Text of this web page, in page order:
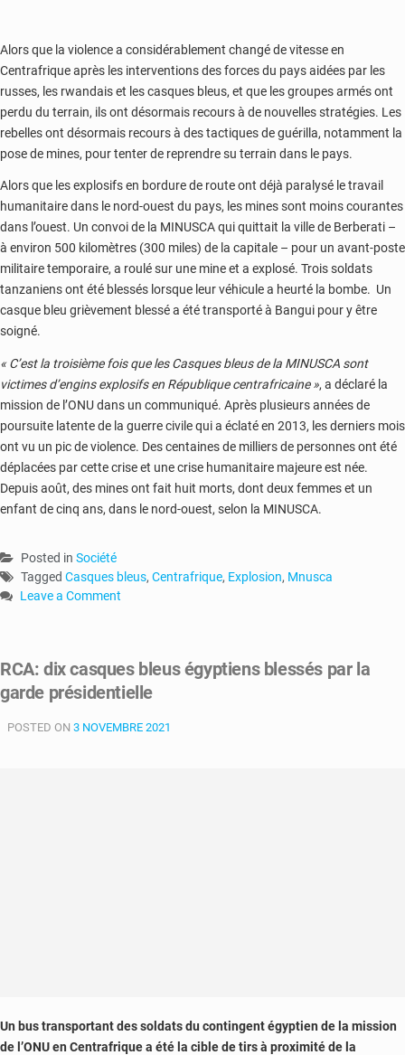
Alors que la violence a considérablement changé de vitesse en
Centrafrique après les interventions des forces du pays aidées par les
russes, les rwandais et les casques bleus, et que les groupes armés ont
perdu du terrain, ils ont désormais recours à de nouvelles stratégies. Les
rebelles ont désormais recours à des tactiques de guérilla, notamment la
pose de mines, pour tenter de reprendre su terrain dans le pays.
Alors que les explosifs en bordure de route ont déjà paralysé le travail
humanitaire dans le nord-ouest du pays, les mines sont moins courantes
dans l’ouest. Un convoi de la MINUSCA qui quittait la ville de Berberati –
à environ 500 kilomètres (300 miles) de la capitale – pour un avant-poste
militaire temporaire, a roulé sur une mine et a explosé. Trois soldats
tanzaniens ont été blessés lorsque leur véhicule a heurté la bombe. Un
casque bleu grièvement blessé a été transporté à Bangui pour y être
soigné.
« C’est la troisième fois que les Casques bleus de la MINUSCA sont
victimes d’engins explosifs en République centrafricaine », a déclaré la
mission de l’ONU dans un communiqué. Après plusieurs années de
poursuite latente de la guerre civile qui a éclaté en 2013, les derniers mois
ont vu un pic de violence. Des centaines de milliers de personnes ont été
déplacées par cette crise et une crise humanitaire majeure est née.
Depuis août, des mines ont fait huit morts, dont deux femmes et un
enfant de cinq ans, dans le nord-ouest, selon la MINUSCA.
Posted in Société
Tagged Casques bleus, Centrafrique, Explosion, Mnusca
Leave a Comment
plusieurs
casques
meurent
RCA: dix casques bleus égyptiens blessés par la
garde présidentielle
POSTED ON 3 NOVEMBRE 2021
Un bus transportant des soldats du contingent égyptien de la mission
de l’ONU en Centrafrique a été la cible de tirs à proximité de la